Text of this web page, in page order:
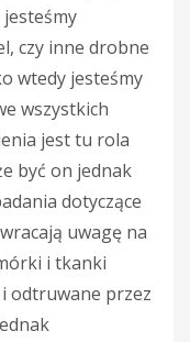
jesteśmy
czy inne drobne
wtedy jesteśmy
wszystkich
jest tu rola
być on jednak
dotyczące
uwagę na
órki i tkanki
odtruwane przez